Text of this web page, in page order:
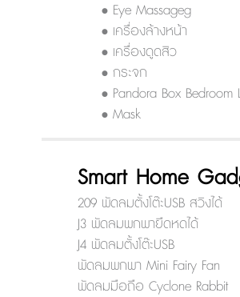
• Eye Massageg
• เครื่องล้างหน้า
• เครื่องดูดสิว
• กระจก
• Pandora Box Bedroom
• Mask
Smart Home
209 พัดลมตั้งโต๊ะUSB สวิงได้
J3 พัดลมพกพายืดหดได้
J4 พัดลมตั้งโต๊ะUSB
พัดลมพกพา Mini Fairy Fan
พัดลมมือถือ Cyclone Rabbit